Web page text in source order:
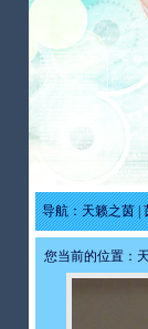
导航：天籁之茵|
您当前的位置：